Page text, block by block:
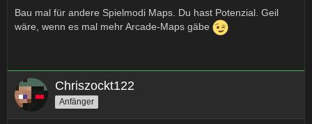
Bau mal für andere Spielmodi Maps. Du hast Potenzial. Geil
wäre, wenn es mal mehr Arcade-Maps gäbe
Chriszockt122
Anfänger